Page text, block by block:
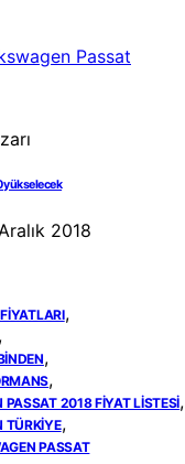
yükselecek
2018
,
,
,
PASSAT 2018 FIYAT LISTESI,
TÜRKIYE,
PASSAT